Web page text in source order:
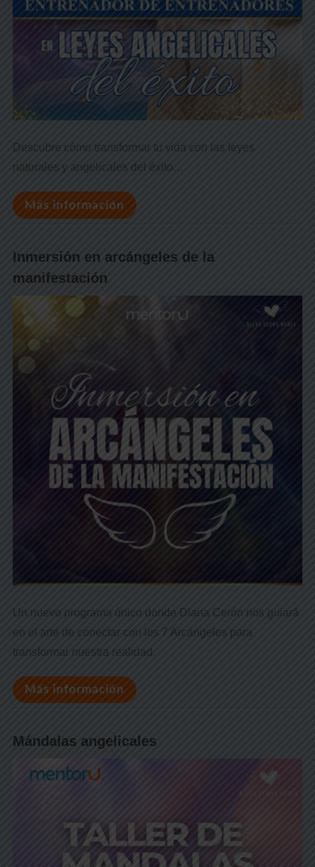
Descubre cómo transformar tu vida con las leyes
naturales y angelicales del éxito…
Más información
Inmersión en arcángeles de la
manifestación
Un nuevo programa único donde Diana Cerón nos guiará
en el arte de conectar con los 7 Arcángeles para
transformar nuestra realidad.
Más información
Mándalas angelicales